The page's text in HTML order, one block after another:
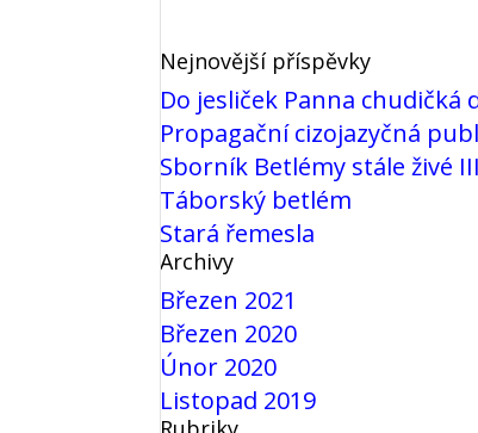
Nejnovější příspěvky
Do jesliček Panna chudičká
Propagační cizojazyčná
Sborník Betlémy stále živé
Táborský betlém
Stará řemesla
Archivy
Březen 2021
Březen 2020
Únor 2020
Listopad 2019